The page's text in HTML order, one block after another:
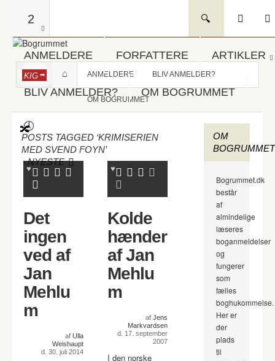
2
ANMELDERE FORFATTERE ARTIKLER
BLIV ANMELDER? OM BOGRUMMET
KIG ANMELDERE BLIV ANMELDER?
OM BOGRUMMET
POSTS TAGGED ‘KRIMISERIEN
MED SVEND FOYN’
-NYESTE
Det
ingen
ved af
Jan
Mehlu
m
af Ulla
Weishaupt
d. 30. juli 2014
Kolde
hænder
af Jan
Mehlu
m
af Jens
Markvardsen
d. 17. september
2007
I den norske
OM
BOGRUMMET
Bogrummet.dk
består
af
almindelige
læseres
boganmeldelser
og
fungerer
som
fælles
boghukommelse.
Her er
der
plads
til